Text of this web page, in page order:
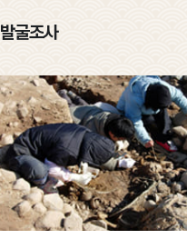
공주 무령왕릉과 왕릉원
백제 후기 능원 학술조사연구
발굴조사